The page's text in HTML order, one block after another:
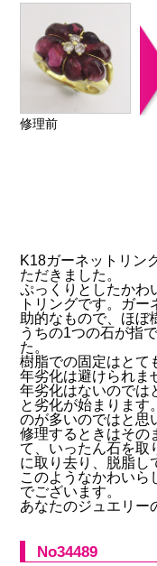
修理前
K18ガーネットリン
ただきました。
ぷっくりとしたかわ
トリングです。ガ
助的なもので、ほぼ
うちの1つの石が指
た。
樹脂での固定はとて
年劣化は避けられま
年劣化はないのでは
と劣化が始まります
のが多いのではと思
修理するときはその
て、いったん石を取
に取り去り、脱脂し
このようなかわいら
でございます。
あなたのジュエリー
No34489